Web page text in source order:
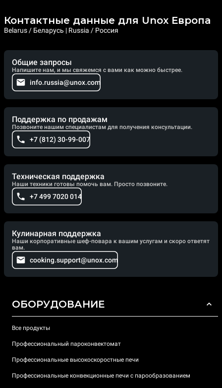
Контактные данные для Unox Европа
Belarus / Беларусь | Russia / Россия
Общие запросы
Напишите нам, и мы свяжемся с вами как можно быстрее.
info.russia@unox.com
Поддержка по продажам
Позвоните нашим специалистам для получения консультации.
+7 (812) 30-99-007
Техническая поддержка
Наши техники готовы помочь вам. Просто позвоните.
+7 499 7020 014
Кулинарная поддержка
Наши корпоративные шеф-повара к вашим услугам и скоро ответят
вам.
cooking.support@unox.com
ОБОРУДОВАНИЕ
Все продукты
Профессиональный пароконвектомат
Профессиональные высокоскоростные печи
Профессиональные конвекционные печи с парообразованием